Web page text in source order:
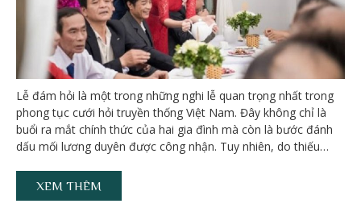
Lễ đám hỏi là một trong những nghi lễ quan trọng nhất trong
phong tục cưới hỏi truyền thống Việt Nam. Đây không chỉ là
buổi ra mắt chính thức của hai gia đình mà còn là bước đánh
dấu mối lương duyên được công nhận. Tuy nhiên, do thiếu…
XEM THÊM